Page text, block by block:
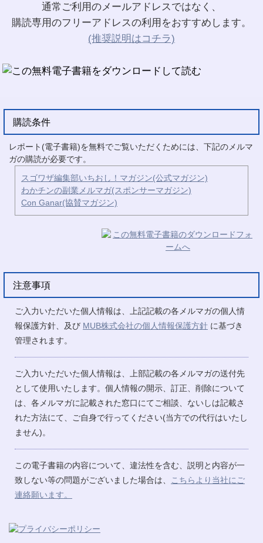
通常ご利用のメールアドレスではなく、
購読専用のフリーアドレスの利用をおすすめします。
(推奨説明はコチラ)
購読条件
レポート(電子書籍)を無料でご覧いただくためには、下記のメルマ
ガの購読が必要です。
スゴワザ編集部いちおし！マガジン(公式マガジン)
わかチンの副業メルマガ(スポンサーマガジン)
Con Ganar(協賛マガジン)
注意事項
ご入力いただいた個人情報は、上記記載の各メルマガの個人情
報保護方針、及び MUB株式会社の個人情報保護方針 に基づき
管理されます。
ご入力いただいた個人情報は、上部記載の各メルマガの送付先
として使用いたします。個人情報の開示、訂正、削除について
は、各メルマガに記載された窓口にてご相談、ないしは記載さ
れた方法にて、ご自身で行ってください(当方での代行はいたし
ません)。
この電子書籍の内容について、違法性を含む、説明と内容が一
致しない等の問題がございました場合は、
こちらより当社にご
連絡願います。